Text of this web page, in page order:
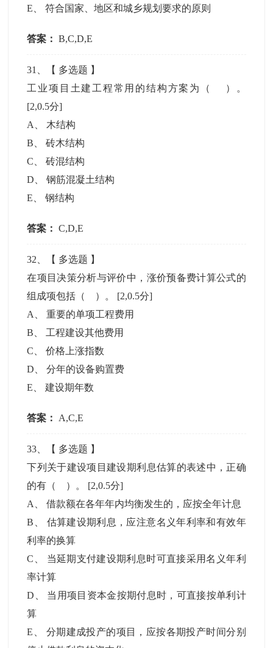
E 、符合国家、地区和城乡规划要求的原则
答案： B,C,D,E
31 、【 多选题 】
工业项目土建工程常用的结构方案为（ ）。
[2,0.5分]
A
木结构
B 、砖木结构
C 、砖混结构
D 、钢筋混凝土结构
E 、钢结构
答案： C,D,E
32 、【 多选题 】
在项目决策分析与评价中，涨价预备费计算公式的
组成项包括（ ）。 [2,0.5分]
A
、重要的单项工程费用
B
工程建设其他费用
C 、价格上涨指数
D 、分年的设备购置费
E 、建设期年数
答案： A,C,E
33 、【 多选题 】
下列关于建设项目建设期利息估算的表述中，正确
的有（ ）。 [2,0.5分]
A
、借款额在各年年内均衡发生的，应按全年计息
B
估算建设期利息，应注意名义年利率和有效年
利率的换算
C
当延期支付建设期利息时可直接采用名义年利
率计算
D
当用项目资本金按期付息时，可直接按单利计
算
E
分期建成投产的项目，应按各期投产时间分别